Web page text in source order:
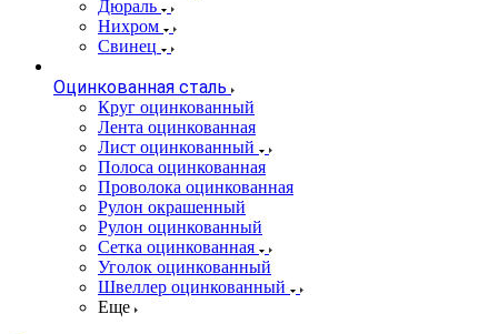
Дюраль
Нихром
Свинец
Оцинкованная сталь
Круг оцинкованный
Лента оцинкованная
Лист оцинкованный
Полоса оцинкованная
Проволока оцинкованная
Рулон окрашенный
Рулон оцинкованный
Сетка оцинкованная
Уголок оцинкованный
Швеллер оцинкованный
Еще